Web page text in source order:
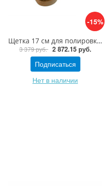
-15%
Щетка 17 см для полировки из ценных пород дерева Saphir Brosse Crin de Cheval Naturel
3 379 руб. 2 872.15 руб.
Подписаться
Нет в наличии